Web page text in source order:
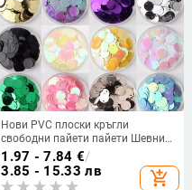
Нови PVC плоски кръгли
свободни пайети пайети Шевни
занаяти Направи си сам
аксесоари за облекло Lentejuelas
Para Coser
1.97 - 7.84 €/
3.85 - 15.33 лв
add_shopping_cart